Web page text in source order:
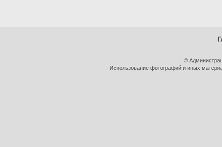
©
Использование фотографий и иных